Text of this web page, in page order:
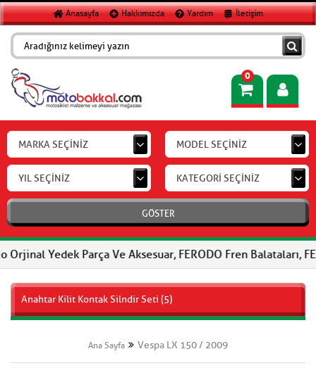
Anasayfa Hakkımızda Yardım İletişim
0
MARKA SEÇİNİZ MODEL SEÇİNİZ
YIL SEÇİNİZ KATEGORİ SEÇİNİZ
GÖSTER
Parça Ve Aksesuar, FERODO Fren Balataları,
Anahtar Kilit Kontak Silndir Seti (5)
Ana Sayfa Vespa LX 150 / 2009